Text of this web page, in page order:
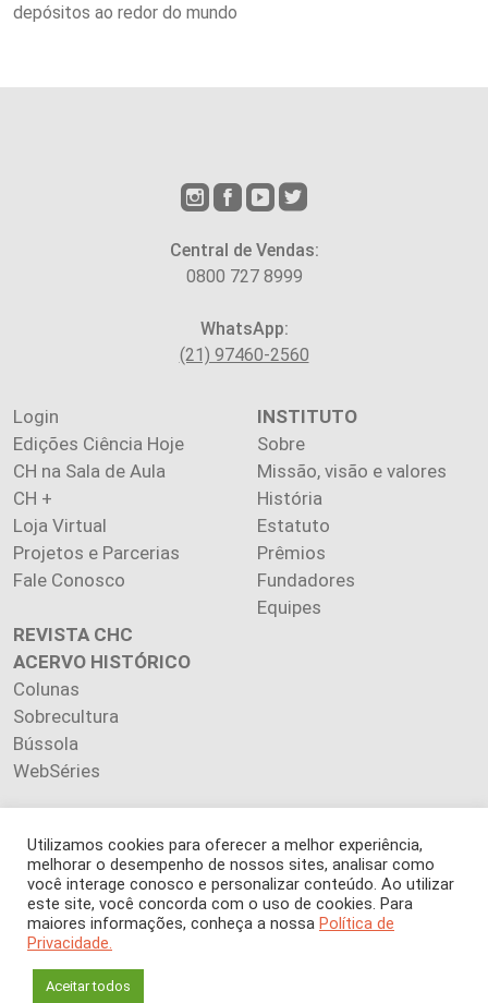
depósitos ao redor do mundo
Central de Vendas:
0800 727 8999
WhatsApp:
(21) 97460-2560
Login
Edições Ciência Hoje
CH na Sala de Aula
CH +
Loja Virtual
Projetos e Parcerias
Fale Conosco
INSTITUTO
Sobre
Missão, visão e valores
História
Estatuto
Prêmios
Fundadores
Equipes
REVISTA CHC
ACERVO HISTÓRICO
Colunas
Sobrecultura
Bússola
WebSéries
Copyright 2026 INSTITUTO CIÊNCIA HOJE. Todos os direitos
reservados.
Os artigos publicados na revista refletem exclusivamente a
É proibida a reprodução, integral ou parcial, do conteúdo (imagens
Utilizamos cookies para oferecer a melhor experiência,
melhorar o desempenho de nossos sites, analisar como
você interage conosco e personalizar conteúdo. Ao utilizar
este site, você concorda com o uso de cookies. Para
maiores informações, conheça a nossa Política de
Privacidade.
Aceitar todos